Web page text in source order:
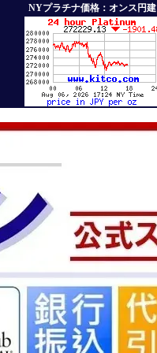
NYプラチナ価格：オンス円建